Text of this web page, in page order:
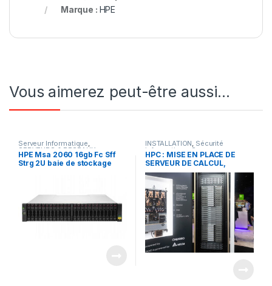
Marque : HPE
Vous aimerez peut-être aussi…
Serveur Informatique,
SERVEURS & RESEAUX
HPE Msa 2060 16gb Fc Sff
Strg 2U baie de stockage
INSTALLATION, Sécurité
informatique,Serveur
Informatique,SERVEURS &
RESEAUX, SERVICES
HPC : MISE EN PLACE DE
SERVEUR DE CALCUL,
ARCHITECTURE CLUSTER
HPC, CLOUD HPC ACCES
BeeGFS ET GESTION DES
JOBS AVEC SLURM